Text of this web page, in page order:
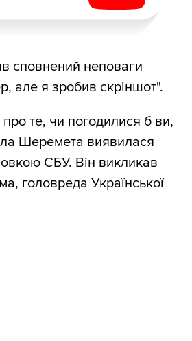
сповнений неповаги
але я зробив скріншот".
те, чи погодилися б ви,
Шеремета виявилася
СБУ. Він викликав
головреда Української